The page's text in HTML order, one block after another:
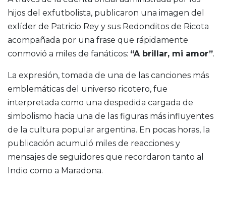
hijos del exfutbolista, publicaron una imagen del
exlíder de Patricio Rey y sus Redonditos de Ricota
acompañada por una frase que rápidamente
conmovió a miles de fanáticos: “A brillar, mi amor”.
La expresión, tomada de una de las canciones más
emblemáticas del universo ricotero, fue
interpretada como una despedida cargada de
simbolismo hacia una de las figuras más influyentes
de la cultura popular argentina. En pocas horas, la
publicación acumuló miles de reacciones y
mensajes de seguidores que recordaron tanto al
Indio como a Maradona.